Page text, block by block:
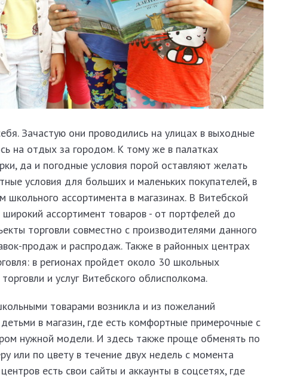
Зачастую они проводились на улицах в выходные
на отдых за городом. К тому же в палатках
да и погодные условия порой оставляют желать
условия для больших и маленьких покупателей, в
ассортимента в магазинах. В Витебской
ассортимент товаров - от портфелей до
торговли совместно с производителями данного
продаж и распродаж. Также в районных центрах
в регионах пройдет около 30 школьных
торговли и услуг Витебского облисполкома.
товарами возникла и из пожеланий
в магазин, где есть комфортные примерочные с
нужной модели. И здесь также проще обменять по
или по цвету в течение двух недель с момента
есть свои сайты и аккаунты в соцсетях, где